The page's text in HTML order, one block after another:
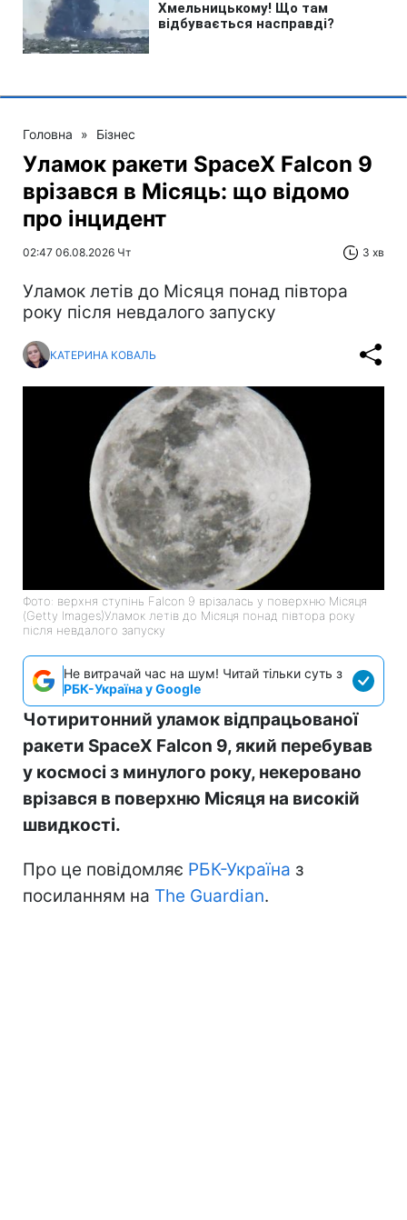
Головна » Бізнес
Уламок ракети SpaceX Falcon 9
врізався в Місяць: що відомо
про інцидент
02:47 06.08.2026 Чт 3 хв
Уламок летів до Місяця понад півтора
року після невдалого запуску
КАТЕРИНА КОВАЛЬ
Фото: верхня ступінь Falcon 9 врізалась у поверхню Місяця
(Getty Images)Уламок летів до Місяця понад півтора року
після невдалого запуску
Не витрачай час на шум! Читай тільки суть з
РБК-Україна у Google
Чотиритонний уламок відпрацьованої
ракети SpaceX Falcon 9, який перебував
у космосі з минулого року, некеровано
врізався в поверхню Місяця на високій
швидкості.
Про це повідомляє РБК-Україна з
посиланням на The Guardian.